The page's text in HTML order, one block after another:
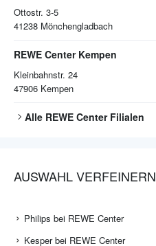
Ottostr. 3-5
41238 Mönchengladbach
REWE Center Kempen
Kleinbahnstr. 24
47906 Kempen
Alle REWE CenterFilialen
AUSWAHL VERFEINERN
Philips bei REWE Center
Kesper bei REWE Center